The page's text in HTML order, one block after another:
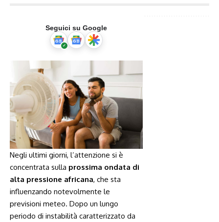
Seguici su Google
Negli ultimi giorni, l’attenzione si è
concentrata sulla prossima ondata di
alta pressione africana, che sta
influenzando notevolmente le
previsioni meteo. Dopo un lungo
periodo di instabilità caratterizzato da